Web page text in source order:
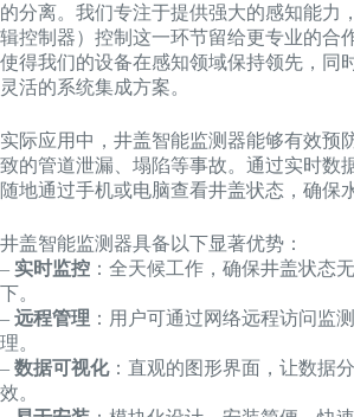
的分离。我们专注于提供强大的感知能力
辑控制器）控制这一环节留给更专业的合
使得我们的设备在感知领域保持领先，同
灵活的系统集成方案。
实际应用中，井盖智能监测器能够有效预
致的管道泄漏、塌陷等事故。通过实时数
随地通过手机或电脑查看井盖状态，确保
井盖智能监测器具备以下显著优势：
– 实时监控 ：全天候工作，确保井盖状态
下。
– 远程管理 ：用户可通过网络远程访问监
理。
– 数据可视化：直观的图形界面，让数据
效。